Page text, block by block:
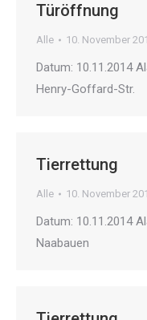
Türöffnung
Alle 10. November
Datum: 10.11.2014
Henry-Goffard-Str.
Tierrettung
Alle 10. November
Datum: 10.11.2014
Naabauen